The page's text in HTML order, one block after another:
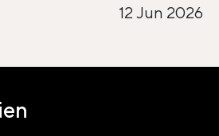
12 Jun 2026